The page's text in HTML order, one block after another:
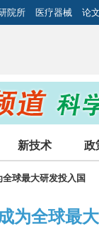
院所 医疗器械 论
新技术 政
球最大研发投入国
为全球最